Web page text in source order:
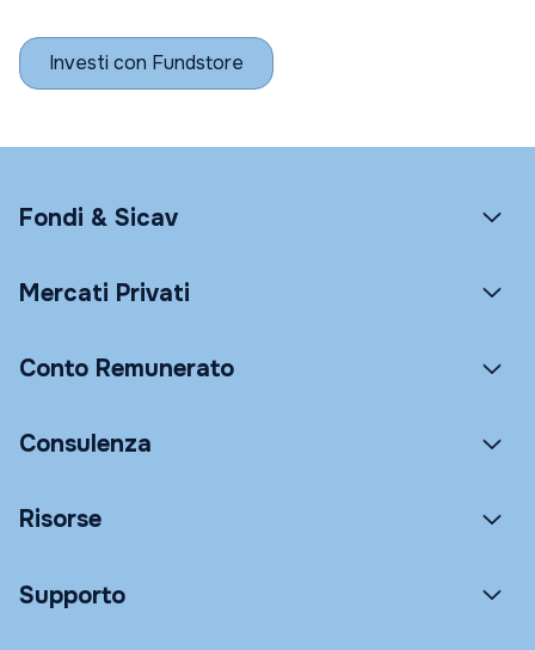
Investi con Fundstore
Fondi & Sicav
Mercati Privati
Conto Remunerato
Consulenza
Risorse
Supporto